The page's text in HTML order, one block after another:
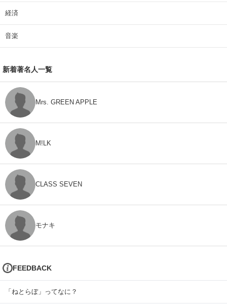
経済
音楽
新着著名人一覧
Mrs. GREEN APPLE
M!LK
CLASS SEVEN
モナキ
FEEDBACK
「ねとらぼ」ってなに？